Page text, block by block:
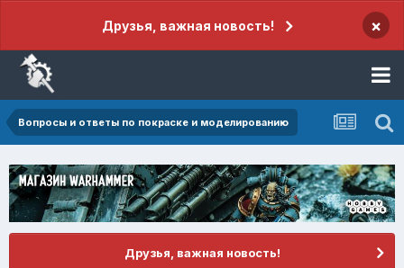
Друзья, важная новость! ×
Вопросы и ответы по покраске и моделированию
Друзья, важная новость!